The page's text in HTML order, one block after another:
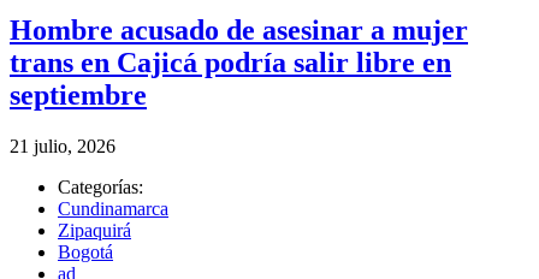
Hombre acusado de asesinar a mujer
trans en Cajicá podría salir libre en
septiembre
21 julio, 2026
Categorías:
Cundinamarca
Zipaquirá
Bogotá
ad